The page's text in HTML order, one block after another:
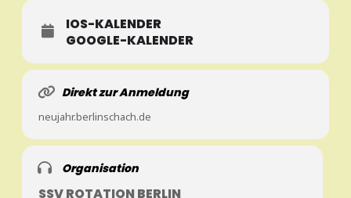
IOS-KALENDER
GOOGLE-KALENDER
Direkt zur Anmeldung
neujahr.berlinschach.de
Organisation
SSV ROTATION BERLIN